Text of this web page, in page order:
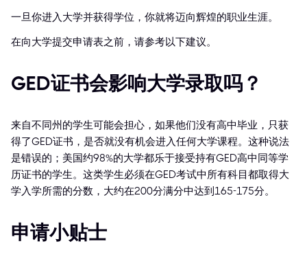
一旦你进入大学并获得学位，你就将迈向辉煌的职业生涯。
在向大学提交申请表之前，请参考以下建议。
GED证书会影响大学录取吗？
来自不同州的学生可能会担心，如果他们没有高中毕业，只获
得了GED证书，是否就没有机会进入任何大学课程。这种说法
是错误的；美国约98%的大学都乐于接受持有GED高中同等学
历证书的学生。这类学生必须在GED考试中所有科目都取得大
学入学所需的分数，大约在200分满分中达到165-175分。
申请小贴士